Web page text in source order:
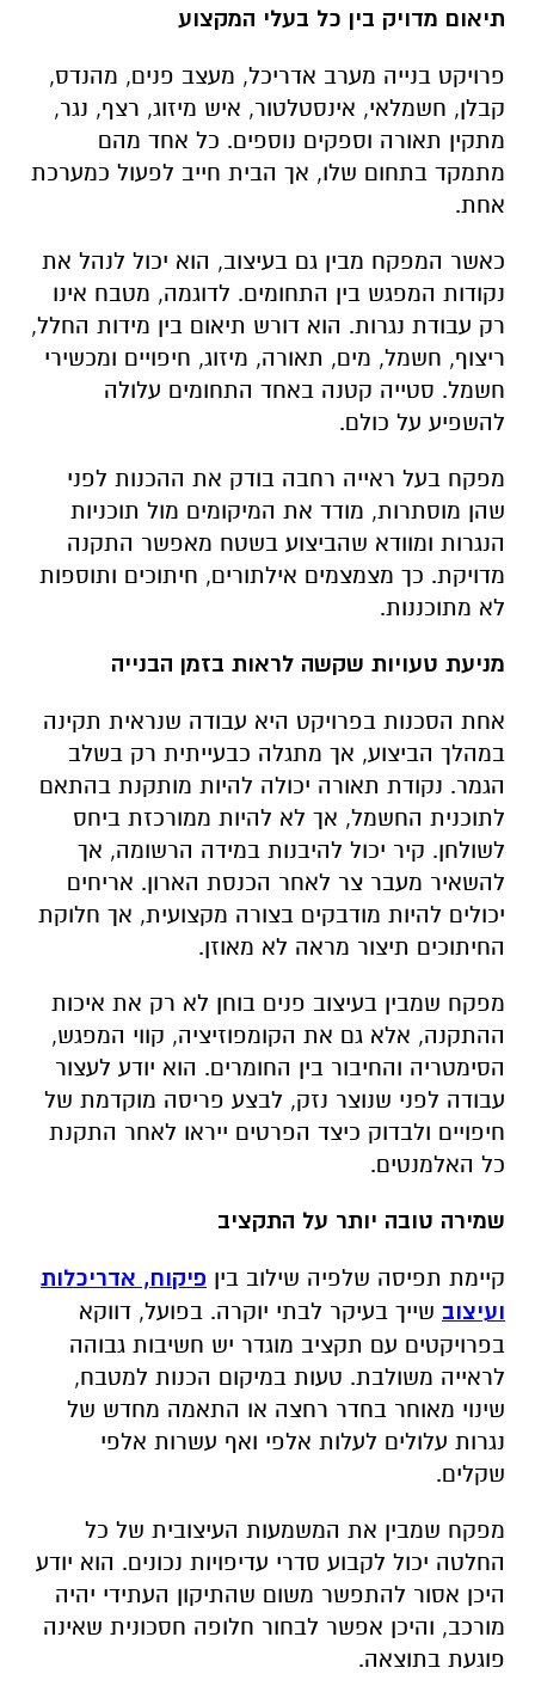
תיאום מדויק בין כל בעלי המקצוע
פרויקט בנייה מערב אדריכל, מעצב פנים, מהנדס,
קבלן, חשמלאי, אינסטלטור, איש מיזוג, רצף, נגר,
מתקין תאורה וספקים נוספים. כל אחד מהם
מתמקד בתחום שלו, אך הבית חייב לפעול כמערכת
אחת.
כאשר המפקח מבין גם בעיצוב, הוא יכול לנהל את
נקודות המפגש בין התחומים. לדוגמה, מטבח אינו
רק עבודת נגרות. הוא דורש תיאום בין מידות החלל,
ריצוף, חשמל, מים, תאורה, מיזוג, חיפויים ומכשירי
חשמל. סטייה קטנה באחד התחומים עלולה
להשפיע על כולם.
מפקח בעל ראייה רחבה בודק את ההכנות לפני
שהן מוסתרות, מודד את המיקומים מול תוכניות
הנגרות ומוודא שהביצוע בשטח מאפשר התקנה
מדויקת. כך מצמצמים אילתורים, חיתוכים ותוספות
לא מתוכננות.
מניעת טעויות שקשה לראות בזמן הבנייה
אחת הסכנות בפרויקט היא עבודה שנראית תקינה
במהלך הביצוע, אך מתגלה כבעייתית רק בשלב
הגמר. נקודת תאורה יכולה להיות מותקנת בהתאם
לתוכנית החשמל, אך לא להיות ממורכזת ביחס
לשולחן. קיר יכול להיבנות במידה הרשומה, אך
להשאיר מעבר צר לאחר הכנסת הארון. אריחים
יכולים להיות מודבקים בצורה מקצועית, אך חלוקת
החיתוכים תיצור מראה לא מאוזן.
מפקח שמבין בעיצוב פנים בוחן לא רק את איכות
ההתקנה, אלא גם את הקומפוזיציה, קווי המפגש,
הסימטריה והחיבור בין החומרים. הוא יודע לעצור
עבודה לפני שנוצר נזק, לבצע פריסה מוקדמת של
חיפויים ולבדוק כיצד הפרטים ייראו לאחר התקנת
כל האלמנטים.
שמירה טובה יותר על התקציב
קיימת תפיסה שלפיה שילוב בין פיקוח, אדריכלות
ועיצוב שייך בעיקר לבתי יוקרה. בפועל, דווקא
בפרויקטים עם תקציב מוגדר יש חשיבות גבוהה
לראייה משולבת. טעות במיקום הכנות למטבח,
שינוי מאוחר בחדר רחצה או התאמה מחדש של
נגרות עלולים לעלות אלפי ואף עשרות אלפי
שקלים.
מפקח שמבין את המשמעות העיצובית של כל
החלטה יכול לקבוע סדרי עדיפויות נכונים. הוא יודע
היכן אסור להתפשר משום שהתיקון העתידי יהיה
מורכב, והיכן אפשר לבחור חלופה חסכונית שאינה
פוגעת בתוצאה.